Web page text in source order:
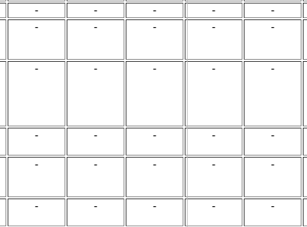
- - - -
-
- - - - -
- - - - -
- - - - -
- - - - -
- - - - -